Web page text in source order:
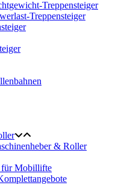
Treppensteiger
Treppensteiger
& Roller
für Mobillifte